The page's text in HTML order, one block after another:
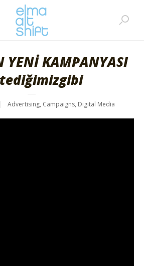
YENİ KAMPANYASI
Advertising, Campaigns, Digital Media